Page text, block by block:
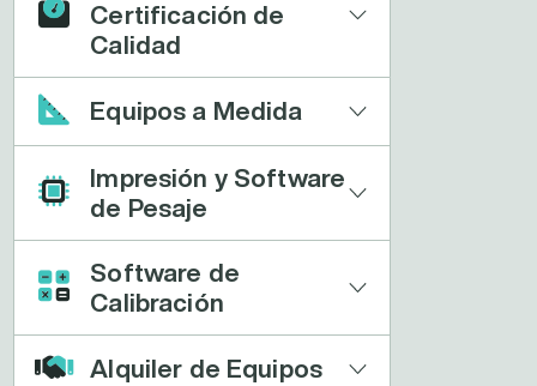
Certificación de
Calidad
Equipos a Medida
Impresión y Software
de Pesaje
Software de
Calibración
Alquiler de Equipos